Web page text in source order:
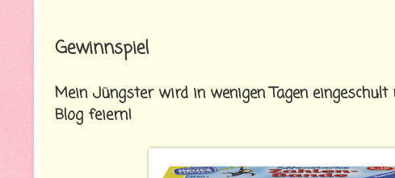
Gewinnspiel
Mein Jüngster wird in wenigen Tagen
Blog feiern!